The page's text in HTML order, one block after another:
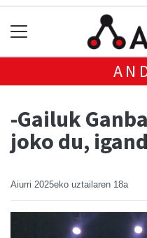
-Gailuk
joko du,
Aiurri 2025eko uztailaren 18a